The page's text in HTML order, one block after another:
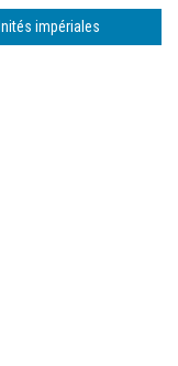
impériales